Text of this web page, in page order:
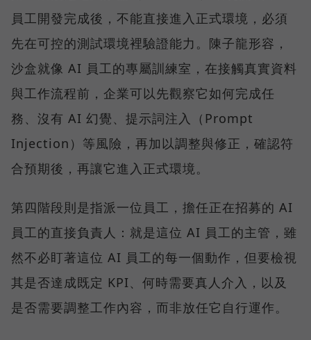
員工開發完成後，不能直接進入正式環境，必須
先在可控的測試環境裡驗證能力。陳子龍形容，
沙盒就像 AI 員工的專屬訓練室，在接觸真實資料
與工作流程前，企業可以先觀察它如何完成任
務、沒有 AI 幻覺、提示詞注入（Prompt
Injection）等風險，再加以調整與修正，確認符
合預期後，再讓它進入正式環境。
第四階段則是指派一位員工，擔任正在招募的 AI
員工的直接負責人：就是這位 AI 員工的主管，雖
然不必盯著這位 AI 員工的每一個動作，但要檢視
其是否達成既定 KPI、何時需要真人介入，以及
是否需要調整工作內容，而非放任它自行運作。